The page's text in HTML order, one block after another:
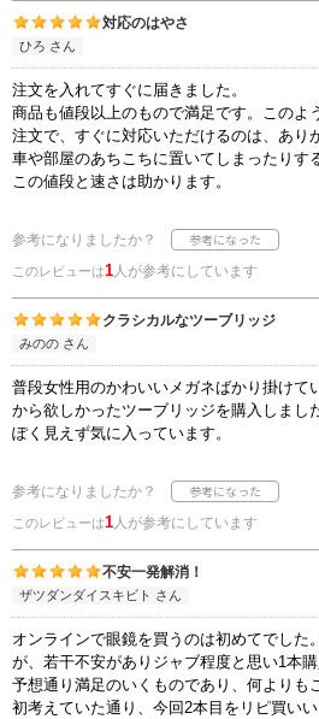
対応のはやさ
ひろ さん
注文を入れてすぐに届きました。
商品も値段以上のもので満足です。このよ
注文で、すぐに対応いただけるのは、あり
車や部屋のあちこちに置いてしまったりす
この値段と速さは助かります。
参考になりましたか？
このレビューは1人が参考にしています
クラシカルなツーブリッジ
みのの さん
普段女性用のかわいいメガネばかり掛けて
から欲しかったツーブリッジを購入しまし
ぽく見えず気に入っています。
参考になりましたか？
このレビューは1人が参考にしています
不安一発解消！
ザツダンダイスキビト さん
オンラインで眼鏡を買うのは初めてでした
が、若干不安がありジャブ程度と思い1本
予想通り満足のいくものであり、何よりも
初考えていた通り、今回2本目をリピ買い